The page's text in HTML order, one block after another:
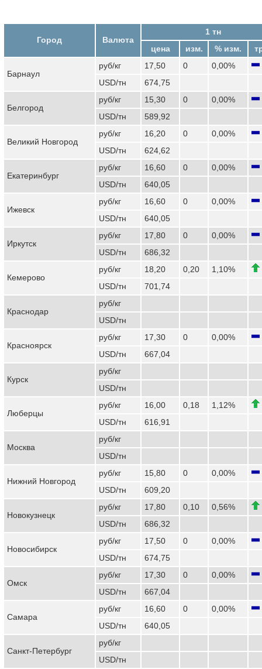
Город Валюта
1 тн
цена
изм. % изм.
Барнаул
руб/кг 17,50 0
0,00%
USD/тн
674,75
Белгород
руб/кг 15,30 0
0,00%
USD/тн
589,92
Великий Новгород
руб/кг 16,20 0
0,00%
USD/тн
624,62
Екатеринбург
руб/кг 16,60 0
0,00%
USD/тн
640,05
Ижевск
руб/кг 16,60 0
0,00%
USD/тн
640,05
Иркутск
руб/кг 17,80 0
0,00%
USD/тн
686,32
Кемерово
руб/кг 18,20 0,20
1,10%
USD/тн
701,74
Краснодар
руб/кг
USD/тн
Красноярск
руб/кг 17,30 0
0,00%
USD/тн
667,04
Курск
руб/кг
USD/тн
Люберцы
руб/кг 16,00 0,18
1,12%
USD/тн
616,91
Москва
руб/кг
USD/тн
Нижний Новгород
руб/кг 15,80 0
0,00%
USD/тн
609,20
Новокузнецк
руб/кг 17,80 0,10
0,56%
USD/тн
686,32
Новосибирск
руб/кг 17,50 0
0,00%
USD/тн
674,75
Омск
руб/кг 17,30 0
0,00%
USD/тн
667,04
Самара
руб/кг 16,60 0
0,00%
USD/тн
640,05
Санкт-Петербург
руб/кг
USD/тн